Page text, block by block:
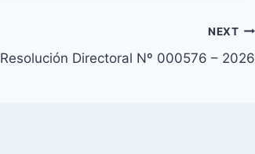
NEXT
Resolución Directoral Nº 000576 – 2026